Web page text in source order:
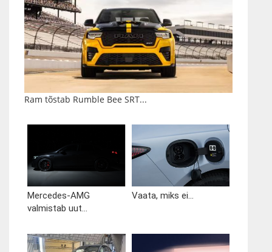
Ram tõstab Rumble Bee SRT...
Mercedes-AMG
valmistab uut...
Vaata, miks ei...